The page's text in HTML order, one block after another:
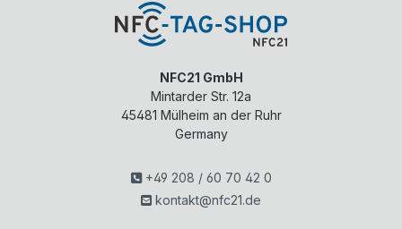
NFC21 GmbH
Mintarder Str. 12a
45481 Mülheim an der Ruhr
Germany
+49 208 / 60 70 42 0
kontakt@nfc21.de